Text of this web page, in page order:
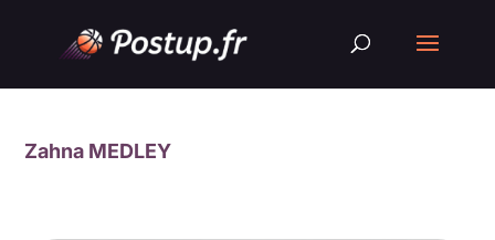
Zahna MEDLEY